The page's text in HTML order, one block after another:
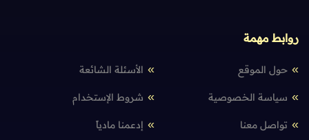
روابط مهمة
حول الموقع الأسئلة الشائعة
سياسة الخصوصية شروط الإستخدام
تواصل معنا إدعمنا مادياً